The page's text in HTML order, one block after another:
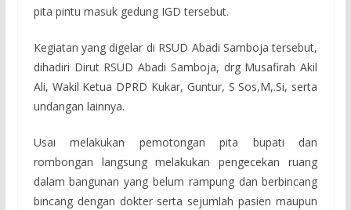
pita pintu masuk gedung IGD tersebut.
Kegiatan yang digelar di RSUD Abadi Samboja tersebut,
dihadiri Dirut RSUD Abadi Samboja, drg Musafirah Akil
Ali, Wakil Ketua DPRD Kukar, Guntur, S Sos,M,.Si, serta
undangan lainnya.
Usai melakukan pemotongan pita bupati dan
rombongan langsung melakukan pengecekan ruang
dalam bangunan yang belum rampung dan berbincang
bincang dengan dokter serta sejumlah pasien maupun